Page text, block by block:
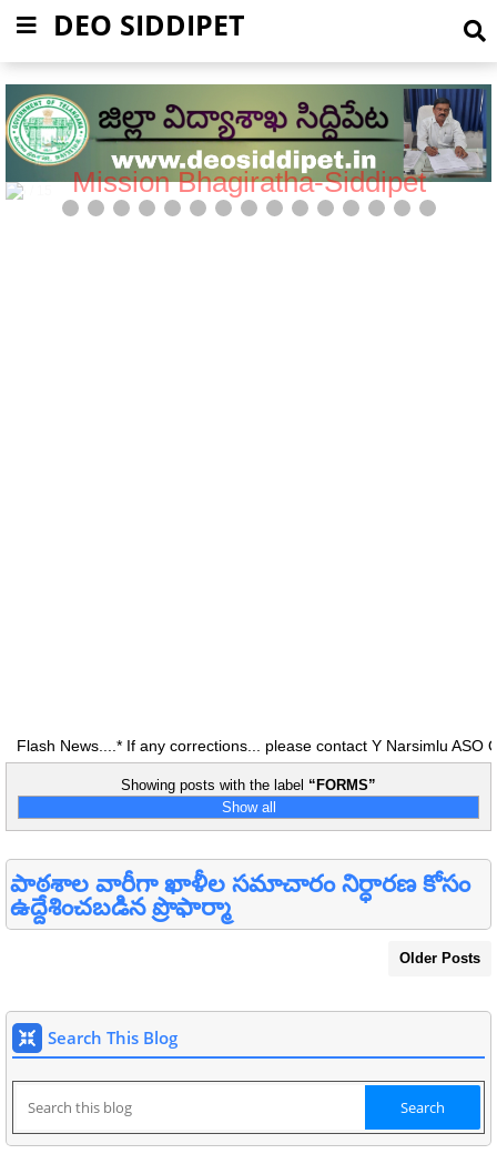
DEO SIDDIPET
5 / 15 Mission Bhagiratha-Siddipet
News....* If any corrections... please contact Y Narsimlu ASO O/0
Showing posts with the label
FORMS
Show all
పాఠశాల వారీగా ఖాళీల సమాచారం నిర్ధారణ కోసం
ఉద్దేశించబడిన ప్రొఫార్మా
Older Posts
Search This Blog